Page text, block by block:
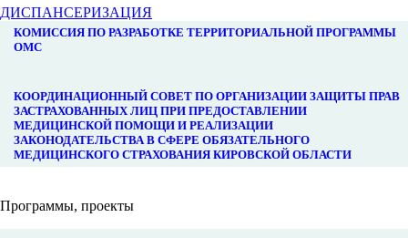
ДИСПАНСЕРИЗАЦИЯ
КОМИССИЯ ПО РАЗРАБОТКЕ ТЕРРИТОРИАЛЬНОЙ ПРОГРАММЫ
ОМС
КООРДИНАЦИОННЫЙ СОВЕТ ПО ОРГАНИЗАЦИИ ЗАЩИТЫ ПРАВ
ЗАСТРАХОВАННЫХ ЛИЦ ПРИ ПРЕДОСТАВЛЕНИИ
МЕДИЦИНСКОЙ ПОМОЩИ И РЕАЛИЗАЦИИ
ЗАКОНОДАТЕЛЬСТВА В СФЕРЕ ОБЯЗАТЕЛЬНОГО
МЕДИЦИНСКОГО СТРАХОВАНИЯ КИРОВСКОЙ ОБЛАСТИ
Программы, проекты